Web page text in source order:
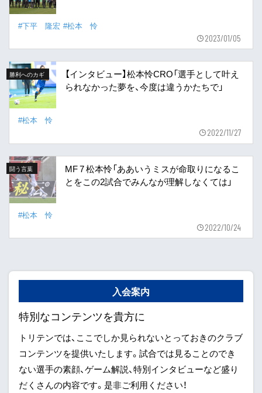
#下平 隆宏 #松本 怜
2023/01/05
勝利へのカギ
【インタビュー】松本怜CRO「選手として叶え
られなかった夢を、今度は違うかたちで」
#松本 怜
2022/11/27
闘う言葉
MF 7 松本怜「ああいうミスが命取りになるこ
とをこの2試合でみんなが理解しなくては」
#松本 怜
2022/10/24
入会案内
特別なコンテンツを貴方に
トリテンでは、ここでしか見られないとっておきのクラブ
コンテンツを提供いたします。試合では見ることのでき
ない選手の素顔、ゲーム解説、特別インタビューなど盛り
だくさんの内容です。是非ご利用ください！